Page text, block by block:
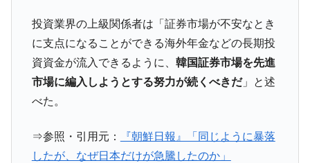
1.9倍！
『Money1』
在韓米国大使スティールが着韓！⇒ さっそ
く空港に詰めかけ「出て行け！」「極右勢力」のプラカー
ドを掲げる「在韓反米勢力」
『Money1』
『Money1』
JPモルガン「韓国レバレッジETFの清算は
ほぼ終わった」
投資業界の上級関係者は「証券市場が不安なとき
に支点になることができる海外年金などの長期投
資資金が流入できるように、 韓国証券市場を先進
市場に編入しようとする努力が続くべきだ」と述
べた。
⇒参照・引用元：
『朝鮮日報』「同じように暴落
したが、なぜ日本だけが急騰したのか」